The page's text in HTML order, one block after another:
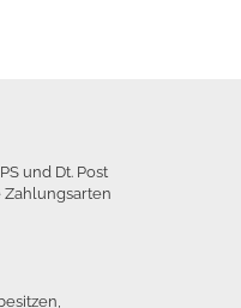
und Dt. Post
Zahlungsarten